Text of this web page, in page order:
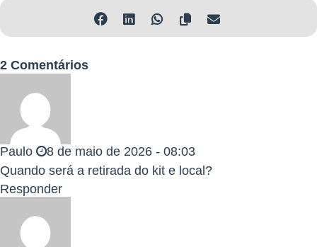
2 Comentários
Paulo
8 de maio de 2026 - 08:03
Quando será a retirada do kit e local?
Responder